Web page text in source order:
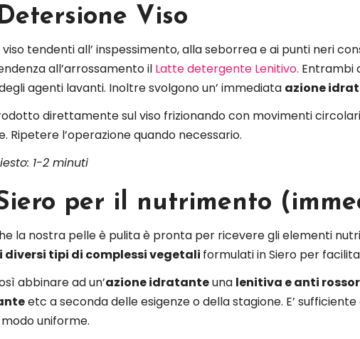
Viso
tendenti all’ inspessimento, alla seborrea e ai punti neri
all’arrossamento il Latte detergente Lenitivo. Entrambi
agenti lavanti. Inoltre svolgono un’ immediata azione
direttamente sul viso frizionando con movimenti
Ripetere l’operazione quando necessario.
1-2 minuti
per il nutrimento
la nostra pelle è pulita è pronta per ricevere gli elementi
diversi tipi di complessi vegetali formulati in Siero per
abbinare ad un’azione idratanteuna lenitiva e anti
etc a seconda delle esigenze o della stagione. E’
uniforme.